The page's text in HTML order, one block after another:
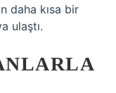
daha kısa bir
ulaştı.